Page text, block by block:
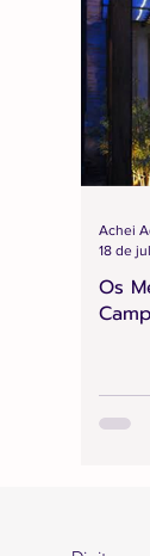
Os
Achei
18 de jul.